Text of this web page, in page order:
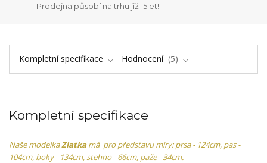
Prodejna působí na trhu již 15let!
Kompletní specifikace Hodnocení 5
Kompletní specifikace
Naše modelkaZlatkamá pro představu míry: prsa - 124cm, pas -
104cm, boky - 134cm, stehno - 66cm, paže - 34cm.